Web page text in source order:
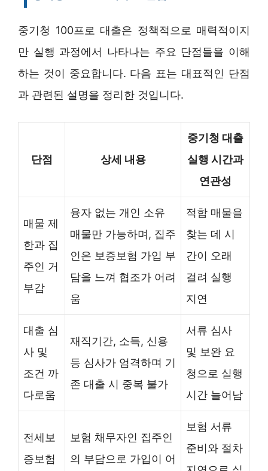
중기청 100프로 대출은 정책적으로 매력적이지
만 실행 과정에서 나타나는 주요 단점들을 이해
하는 것이 중요합니다. 다음 표는 대표적인 단점
과 관련된 설명을 정리한 것입니다.
단점 상세 내용
중기청 대출
실행 시간과
연관성
매물 제
한과 집
주인 거
부감
융자 없는 개인 소유
매물만 가능하며, 집주
인은 보증보험 가입 부
담을 느껴 협조가 어려
움
적합 매물을
찾는 데 시
간이 오래
걸려 실행
지연
대출 심
사 및
조건 까
다로움
재직기간, 소득, 신용
등 심사가 엄격하며 기
존 대출 시 중복 불가
서류 심사
및 보완 요
청으로 실행
시간 늘어남
전세보
증보험
보험 채무자인 집주인
의 부담으로 가입이 어
보험 서류
준비와 절차